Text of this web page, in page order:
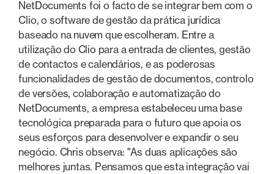
NetDocuments foi o facto de se integrar bem com o
Clio, o software de gestão da prática jurídica
baseado na nuvem que escolheram. Entre a
utilização do Clio para a entrada de clientes, gestão
de contactos e calendários, e as poderosas
funcionalidades de gestão de documentos, controlo
de versões, colaboração e automatização do
NetDocuments, a empresa estabeleceu uma base
tecnológica preparada para o futuro que apoia os
seus esforços para desenvolver e expandir o seu
negócio. Chris observa: "As duas aplicações são
melhores juntas. Pensamos que esta integração vai